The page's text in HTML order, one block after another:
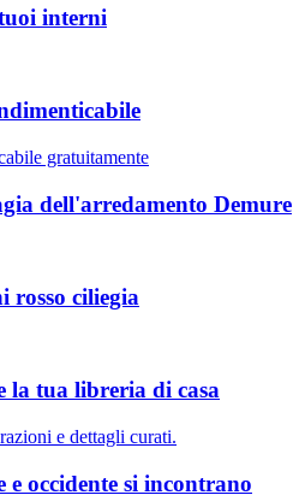
interni
gratuitamente
dell'arredamento Demure
rosso ciliegia
la tua libreria di casa
e dettagli curati.
occidente si incontrano